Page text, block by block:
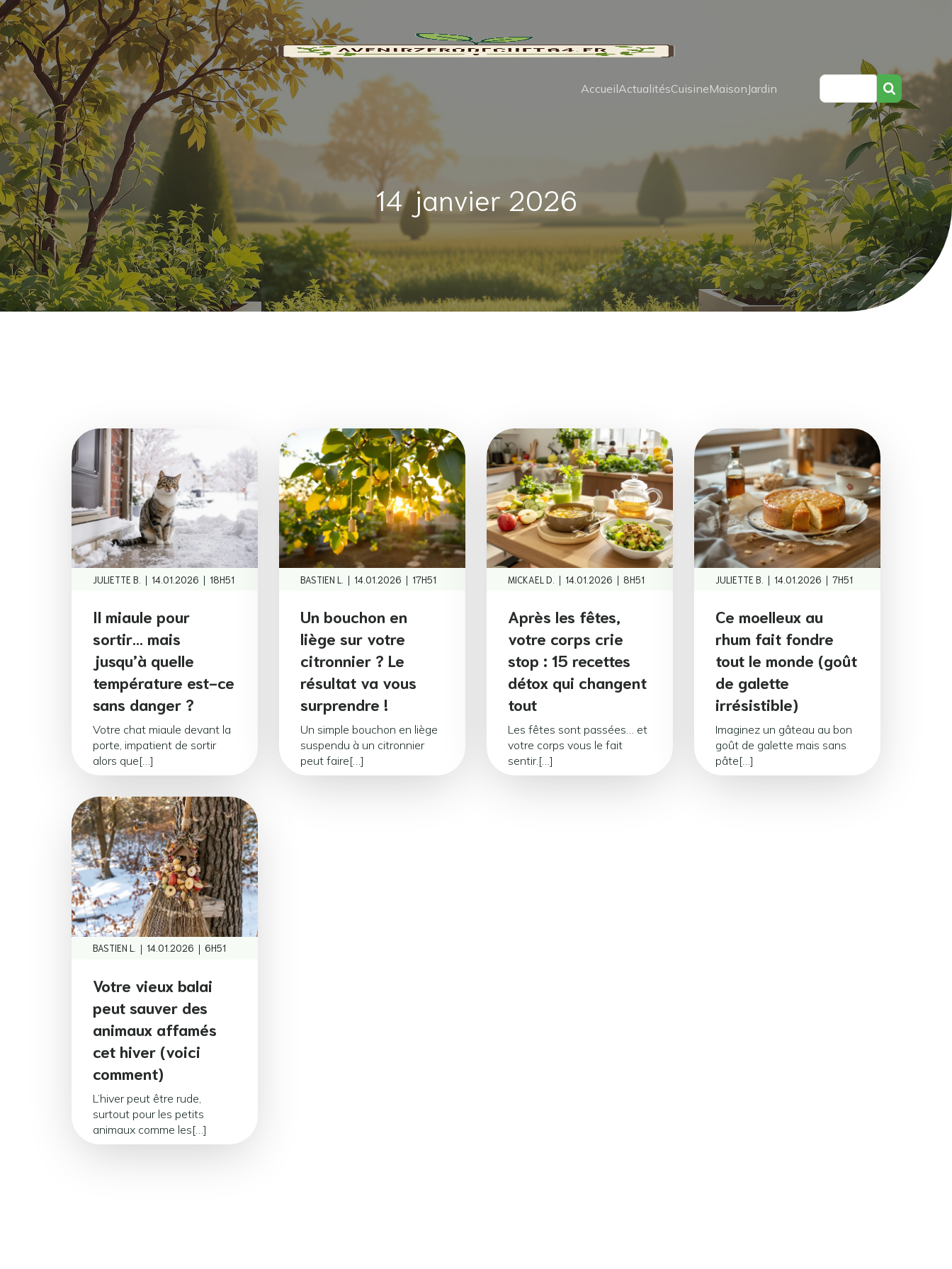
AccueilActualitésCuisineMaison Jardin
14 janvier 2026
JULIETTE B. | 14.01.2026 | 18H51
Il miaule pour
sortir… mais
jusqu’à quelle
température est-ce
sans danger ?
Votre chat miaule devant la
porte, impatient de sortir
alors que[…]
BASTIEN L. | 14.01.2026 | 17H51
Un bouchon en
liège sur votre
citronnier ? Le
résultat va vous
surprendre !
Un simple bouchon en liège
suspendu à un citronnier
peut faire[…]
MICKAEL D. | 14.01.2026 | 8H51
Après les fêtes,
votre corps crie
stop : 15 recettes
détox qui changent
tout
Les fêtes sont passées… et
votre corps vous le fait
sentir.[…]
JULIETTE B. | 14.01.2026 | 7H51
Ce moelleux au
rhum fait fondre
tout le monde (goût
de galette
irrésistible)
Imaginez un gâteau au bon
goût de galette mais sans
pâte[…]
BASTIEN L. | 14.01.2026 | 6H51
Votre vieux balai
peut sauver des
animaux affamés
cet hiver (voici
comment)
L’hiver peut être rude,
surtout pour les petits
animaux comme les[…]